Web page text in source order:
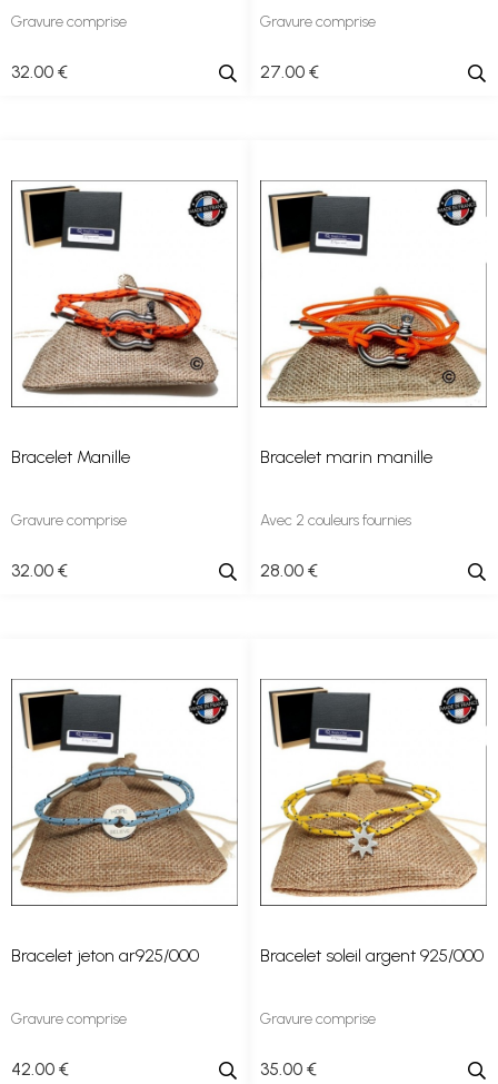
Gravure comprise
32.00 €
Gravure comprise
27.00 €
Bracelet Manille
Gravure comprise
32.00 €
Bracelet marin manille
Avec 2 couleurs fournies
28.00 €
Bracelet jeton ar925/000
Gravure comprise
42.00 €
Bracelet soleil argent 925/000
Gravure comprise
35.00 €